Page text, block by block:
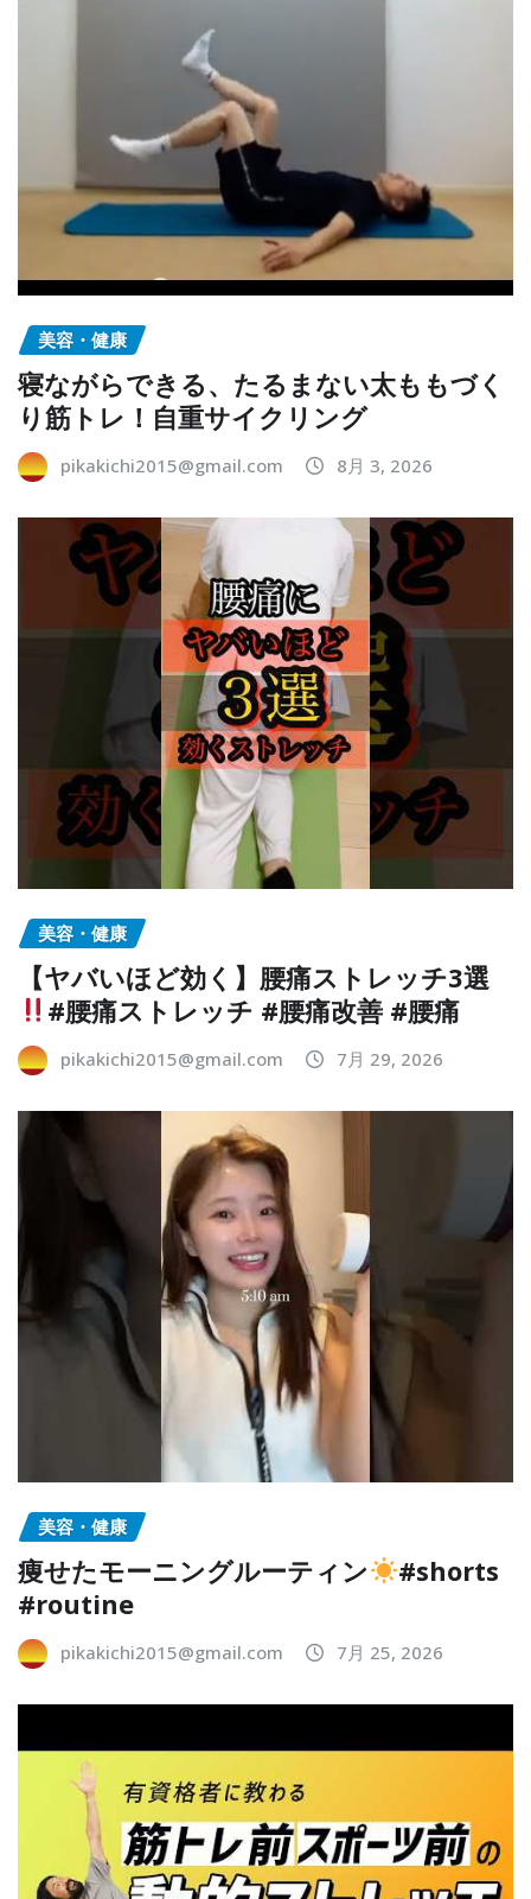
美容・健康
寝ながらできる、たるまない太ももづく
り筋トレ！自重サイクリング
pikakichi2015@gmail.com 8月 3, 2026
美容・健康
【ヤバいほど効く】腰痛ストレッチ3選
#腰痛ストレッチ #腰痛改善 #腰痛
pikakichi2015@gmail.com 7月 29, 2026
美容・健康
痩せたモーニングルーティン
#shorts
#routine
pikakichi2015@gmail.com 7月 25, 2026